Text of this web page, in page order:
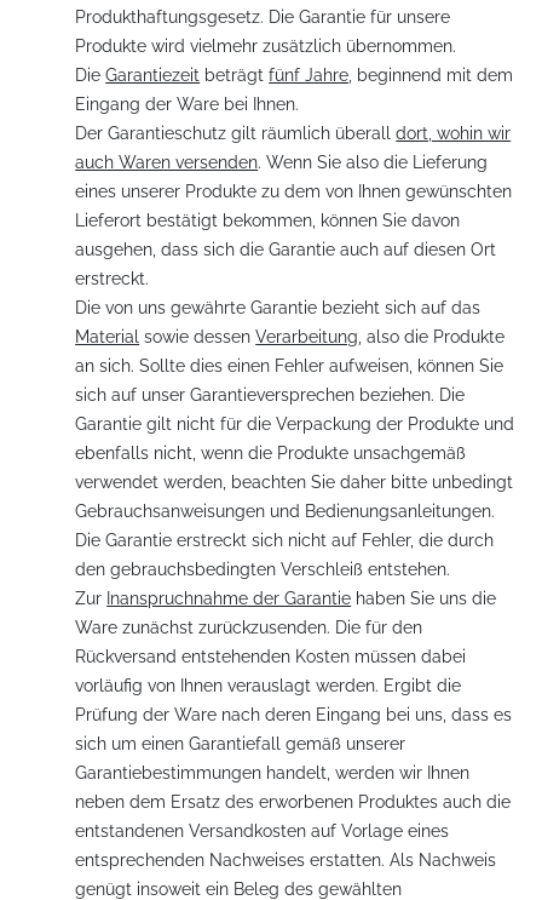
Produkthaftungsgesetz. Die Garantie für unsere
Produkte wird vielmehr zusätzlich übernommen.
DieGarantiezeit beträgtfünf Jahre , beginnend mit dem
Eingang der Ware bei Ihnen.
Der Garantieschutz gilt räumlich überalldort, wohin wir
auch Waren versenden. Wenn Sie also die Lieferung
eines unserer Produkte zu dem von Ihnen gewünschten
Lieferort bestätigt bekommen, können Sie davon
ausgehen, dass sich die Garantie auch auf diesen Ort
erstreckt.
Die von uns gewährte Garantie bezieht sich auf das
Material sowie dessenVerarbeitung , also die Produkte
an sich. Sollte dies einen Fehler aufweisen, können Sie
sich auf unser Garantieversprechen beziehen. Die
Garantie gilt nicht für die Verpackung der Produkte und
ebenfalls nicht, wenn die Produkte unsachgemäß
verwendet werden, beachten Sie daher bitte unbedingt
Gebrauchsanweisungen und Bedienungsanleitungen.
Die Garantie erstreckt sich nicht auf Fehler, die durch
den gebrauchsbedingten Verschleiß entstehen.
Zur Inanspruchnahme der Garantie haben Sie uns die
Ware zunächst zurückzusenden. Die für den
Rückversand entstehenden Kosten müssen dabei
vorläufig von Ihnen verauslagt werden. Ergibt die
Prüfung der Ware nach deren Eingang bei uns, dass es
sich um einen Garantiefall gemäß unserer
Garantiebestimmungen handelt, werden wir Ihnen
neben dem Ersatz des erworbenen Produktes auch die
entstandenen Versandkosten auf Vorlage eines
entsprechenden Nachweises erstatten. Als Nachweis
genügt insoweit ein Beleg des gewählten